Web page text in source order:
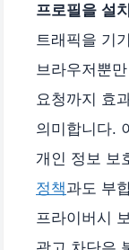
프로필을 설치
트래픽을 기
브라우저뿐
요청까지 효
의미합니다.
개인 정보 보
정책과도 부
프라이버시